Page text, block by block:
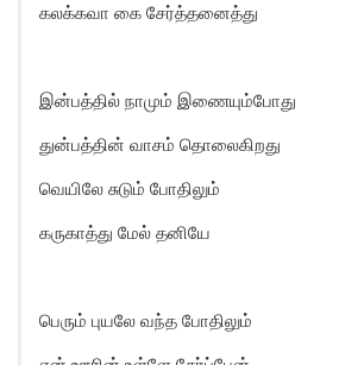
கலக்கவா கை சேர்த்தனைத்து
இன்பத்தில் நாமும் இணையும்போது
துன்பத்தின் வாசம் தொலைகிறது
வெயிலே சுடும் போதிலும்
கருகாத்து மேல் தனியே
பெரும் புயலே வந்த போதிலும்